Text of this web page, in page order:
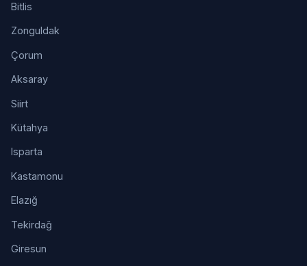
Bitlis
Zonguldak
Çorum
Aksaray
Siirt
Kütahya
Isparta
Kastamonu
Elazığ
Tekirdağ
Giresun